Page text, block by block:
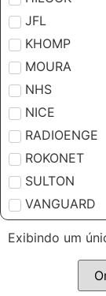
JFL
KHOMP
MOURA
NHS
NICE
RADIOENGE
ROKONET
SULTON
VANGUARD
Exibindo um